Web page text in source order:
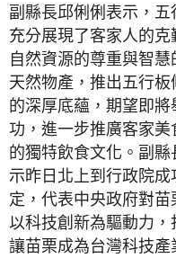
副縣長邱俐俐表示，五
充分展現了客家人的
自然資源的尊重與智
天然物產，推出五行
的深厚底蘊，期望即
功，進一步推廣客家
的獨特飲食文化。副
示昨日北上到行政院
定，代表中央政府對
以科技創新為驅動力，
讓苗栗成為台灣科技產